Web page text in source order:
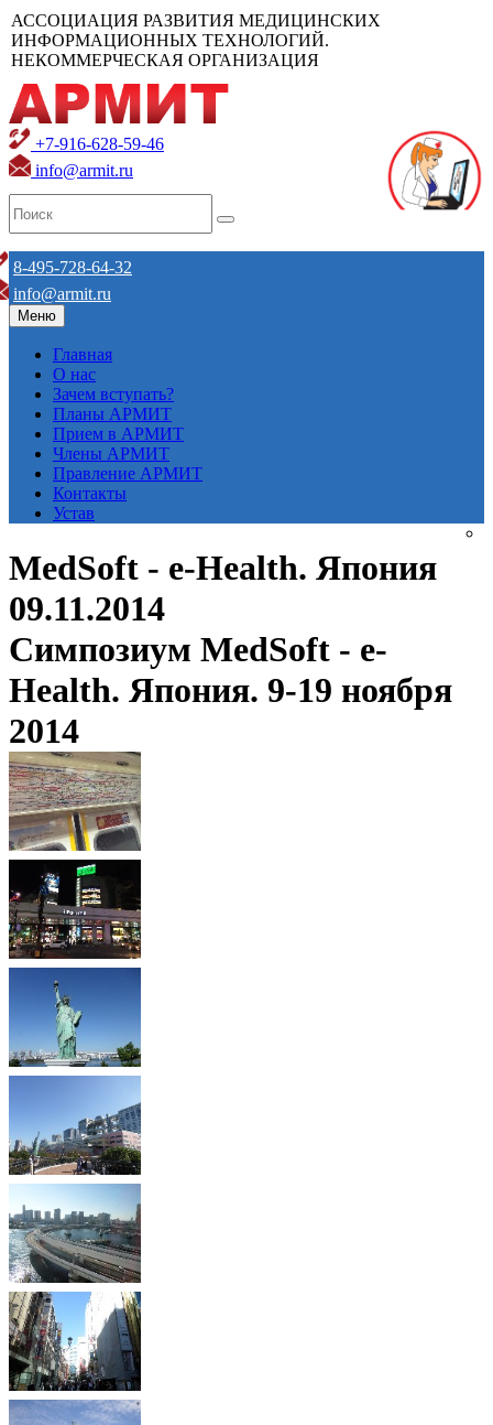
АССОЦИАЦИЯ РАЗВИТИЯ МЕДИЦИНСКИХ
ИНФОРМАЦИОННЫХ ТЕХНОЛОГИЙ.
НЕКОММЕРЧЕСКАЯ ОРГАНИЗАЦИЯ
+7-916-628-59-46
info@armit.ru
8-495-728-64-32
info@armit.ru
Меню
Главная
О нас
Зачем вступать?
Планы АРМИТ
Прием в АРМИТ
Члены АРМИТ
Правление АРМИТ
Контакты
Устав
MedSoft - e-Health. Япония
09.11.2014
Симпозиум MedSoft - e-
Health. Япония. 9-19 ноября
2014